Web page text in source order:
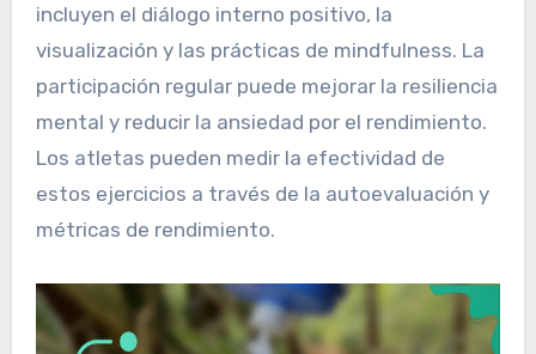
incluyen el diálogo interno positivo, la
visualización y las prácticas de mindfulness. La
participación regular puede mejorar la resiliencia
mental y reducir la ansiedad por el rendimiento.
Los atletas pueden medir la efectividad de
estos ejercicios a través de la autoevaluación y
métricas de rendimiento.